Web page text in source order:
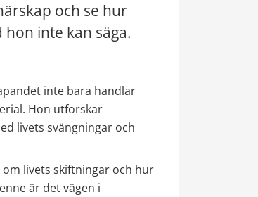
och se hur
inte kan säga.
inte bara handlar
Hon utforskar
livets svängningar och
livets skiftningar och hur
är det vägen i